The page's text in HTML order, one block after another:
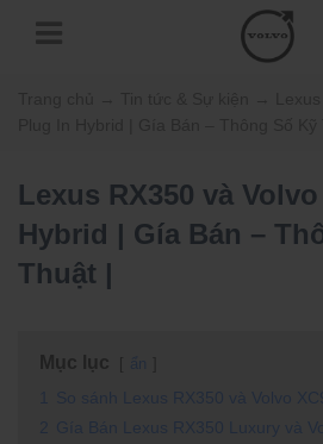
Lexus RX350 và
Hybrid | Gía Bán –
Thuật |
Mục lục ẩn
1
So sánh Lexus RX350 và Volvo
2 Gía Bán Lexus RX350 Luxury và